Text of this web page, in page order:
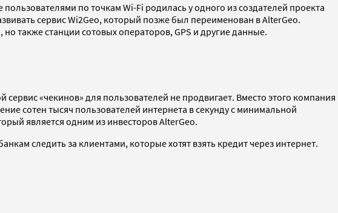
по точкам Wi-Fi родилась у одного из создателей проекта
сервис Wi2Geo, который позже был переименован в AlterGeo.
также станции сотовых операторов, GPS и другие данные.
«чекинов» для пользователей не продвигает. Вместо этого компания
сотен тысяч пользователей интернета в секунду с минимальной
является одним из инвесторов AlterGeo.
следить за клиентами, которые хотят взять кредит через интернет.